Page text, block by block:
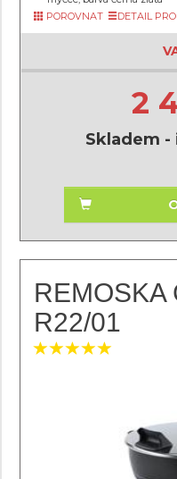
POROVNAT
DETAIL
2
Skladem -
REMOSKA
R22/01